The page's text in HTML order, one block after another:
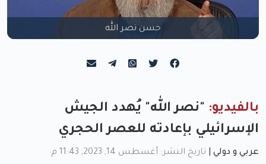
حسن نصر الله
بالفيديو: "نصر الله" يُهدد الجيش
الإسرائيلي بإعادته للعصر الحجري
عربي و دولي تاريخ النشر: أغسطس 14, 2023, 11:43 م